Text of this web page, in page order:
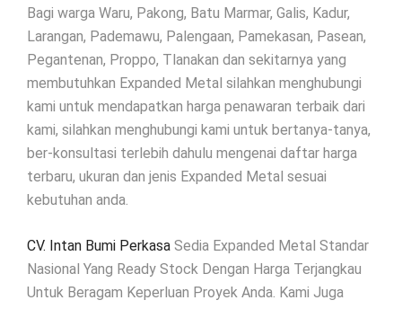
Bagi warga Waru, Pakong, Batu Marmar, Galis, Kadur,
Larangan, Pademawu, Palengaan, Pamekasan, Pasean,
Pegantenan, Proppo, Tlanakan dan sekitarnya yang
membutuhkan Expanded Metal silahkan menghubungi
kami untuk mendapatkan harga penawaran terbaik dari
kami, silahkan menghubungi kami untuk bertanya-tanya,
ber-konsultasi terlebih dahulu mengenai daftar harga
terbaru, ukuran dan jenis Expanded Metal sesuai
kebutuhan anda.
CV. Intan Bumi Perkasa Sedia Expanded Metal Standar
Nasional Yang Ready Stock Dengan Harga Terjangkau
Untuk Beragam Keperluan Proyek Anda. Kami Juga